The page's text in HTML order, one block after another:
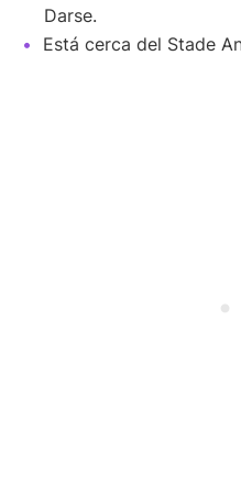
Darse.
Está cerca del Stade